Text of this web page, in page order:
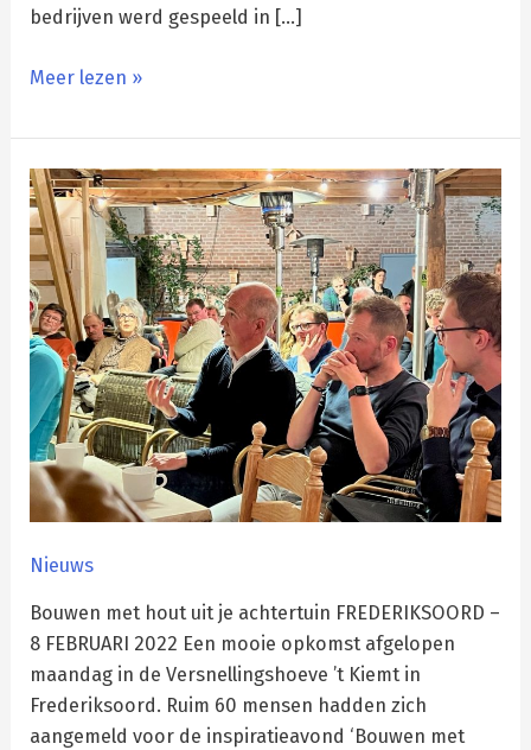
bedrijven werd gespeeld in […]
Meer lezen »
Nieuws
Bouwen met hout uit je achtertuin FREDERIKSOORD –
8 FEBRUARI 2022 Een mooie opkomst afgelopen
maandag in de Versnellingshoeve ’t Kiemt in
Frederiksoord. Ruim 60 mensen hadden zich
aangemeld voor de inspiratieavond ‘Bouwen met
‘Versnelling
geven
aan
lokaal
gebruik
van
lokaal
hout’